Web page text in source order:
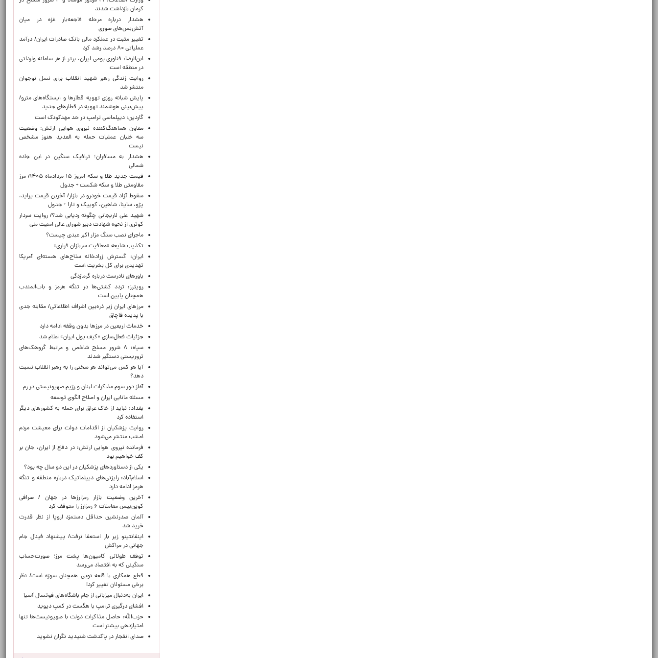
کرمان بازداشت شدند
هشدار درباره مرحله فاجعه‌بار غزه در میان
آتش‌بس‌های صوری
تغییر مثبت در عملکرد مالی بانک صادرات ایران/ درآمد
عملیاتی ۸۰ درصد رشد کرد
ابن‌الرضا: فناوری بومی ایران، برتر از هر سامانه وارداتی
در منطقه است
روایت زندگی رهبر شهید انقلاب برای نسل نوجوان
منتشر شد
پایش شبانه روزی تهویه قطارها و ایستگاه‌های مترو/
پیش‌بینی هوشمند تهویه در قطارهای جدید
گاردین: دیپلماسی ترامپ در حد مهدکودک است
معاون هماهنگ‌کننده نیروی هوایی ارتش: وضعیت
سه خلبان عملیات حمله به العدید هنوز مشخص
نیست
هشدار به مسافران؛ ترافیک سنگین در این جاده
شمالی
قیمت جدید طلا و سکه امروز ۱۵ مردادماه ۱۴۰۵/ مرز
مقاومتی طلا و سکه شکست + جدول
سقوط آزاد قیمت خودرو در بازار/ آخرین قیمت پراید،
پژو، ساینا، شاهین، کوییک و تارا + جدول
شهید علی لاریجانی چگونه ردیابی شد؟/ روایت سردار
کوثری از نحوه شهادت دبیر شورای عالی امنیت ملی
ماجرای نصب سنگ مزار اکبر عبدی چیست؟
تکذیب شایعه «معافیت سربازان فراری»
ایران: گسترش زرادخانه سلاح‌های هسته‌ای آمریکا
تهدیدی برای کل بشریت است
باورهای نادرست درباره گرمازدگی
رویترز: تردد کشتی‌ها در تنگه هرمز و باب‌المندب
همچنان پایین است
مرزهای ایران زیر ذره‌بین اشراف اطلاعاتی/ مقابله جدی
با پدیده قاچاق
خدمات اربعین در مرزها بدون وقفه ادامه دارد
جزئیات فعال‌سازی «کیف پول ایران» اعلام شد
سپاه: ۸ شرور مسلح شاخص و مرتبط گروهک‌های
تروریستی دستگیر شدند
آیا هر کس می‌تواند هر سخنی را به رهبر انقلاب نسبت
دهد؟
آغاز دور سوم مذاکرات لبنان و رژیم صهیونیستی در رم
مسئله مانایی ایران و اصلاح الگوی توسعه
بغداد: نباید از خاک عراق برای حمله به کشورهای دیگر
استفاده کرد
روایت پزشکیان از اقدامات دولت برای معیشت مردم
امشب منتشر می‌شود
فرمانده نیروی هوایی ارتش: در دفاع از ایران، جان بر
کف خواهیم بود
یکی از دستاوردهای پزشکیان در این دو سال چه بود؟
اسلام‌آباد: رایزنی‌های دیپلماتیک درباره منطقه و تنگه
هرمز ادامه دارد
آخرین وضعیت بازار رمزارزها در جهان / صرافی
کوین‌بیس معاملات ۶ رمزارز را متوقف کرد
آلمان صدرنشین حداقل دستمزد اروپا از نظر قدرت
خرید شد
اینفانتینو زیر بار استعفا نرفت/ پیشنهاد فینال جام
جهانی در مراکش
توقف طولانی کامیون‌ها پشت مرز؛ صورت‌حساب
سنگینی که به اقتصاد می‌رسد
قطع همکاری با قلعه نویی همچنان سوژه است/ نظر
برخی مسئولان تغییر کرد!
ایران به‌دنبال میزبانی از جام باشگاه‌های فوتسال آسیا
افشای درگیری ترامپ با هگست در کمپ دیوید
حزب‌الله: حاصل مذاکرات دولت با صهیونیست‌ها تنها
امتیازدهی‌ بیشتر است
صدای انفجار در پاکدشت شنیدید نگران نشوید